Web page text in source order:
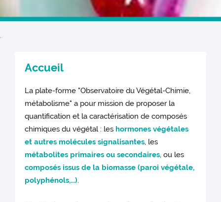
.
Accueil
La plate-forme "Observatoire du Végétal-Chimie,
métabolisme" a pour mission de proposer la
quantification et la caractérisation de composés
chimiques du végétal : les hormones végétales
et autres molécules signalisantes, les
métabolites primaires ou secondaires, ou les
composés issus de la biomasse (paroi végétale,
polyphénols,...).